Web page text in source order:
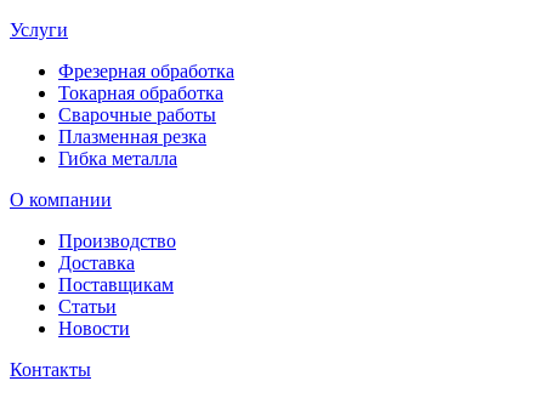
Услуги
Фрезерная обработка
Токарная обработка
Сварочные работы
Плазменная резка
Гибка металла
О компании
Производство
Доставка
Поставщикам
Статьи
Новости
Контакты